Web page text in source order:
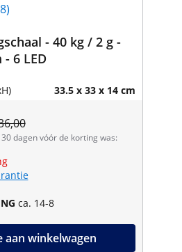
- 40 kg / 2 g -
- 6 LED
33.5 x 33 x 14 cm
dagen vóór de korting was:
ca. 14-8
aan winkelwagen